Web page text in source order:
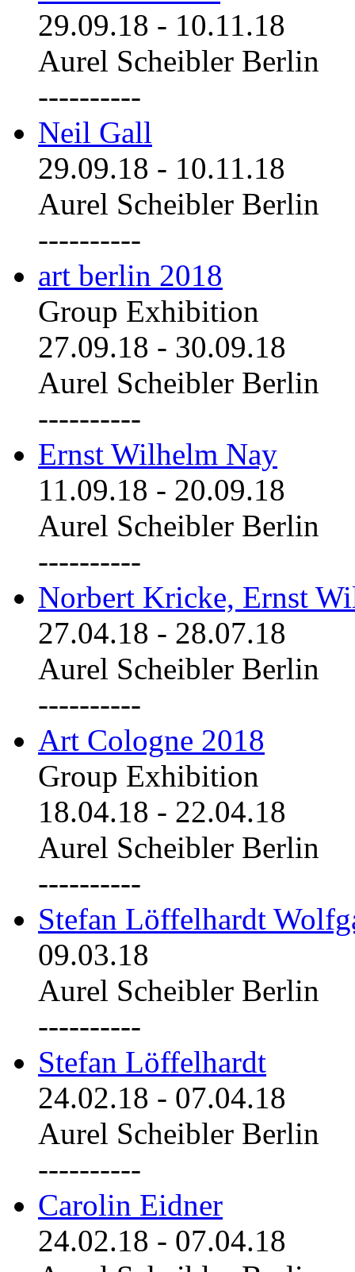
29.09.18 - 10.11.18
Aurel Scheibler Berlin
----------
Neil Gall
29.09.18 - 10.11.18
Aurel Scheibler Berlin
----------
art berlin 2018
Group Exhibition
27.09.18 - 30.09.18
Aurel Scheibler Berlin
----------
Ernst Wilhelm Nay
11.09.18 - 20.09.18
Aurel Scheibler Berlin
----------
Norbert Kricke, Ernst
27.04.18 - 28.07.18
Aurel Scheibler Berlin
----------
Art Cologne 2018
Group Exhibition
18.04.18 - 22.04.18
Aurel Scheibler Berlin
----------
Stefan Löffelhardt
09.03.18
Aurel Scheibler Berlin
----------
Stefan Löffelhardt
24.02.18 - 07.04.18
Aurel Scheibler Berlin
----------
Carolin Eidner
24.02.18 - 07.04.18